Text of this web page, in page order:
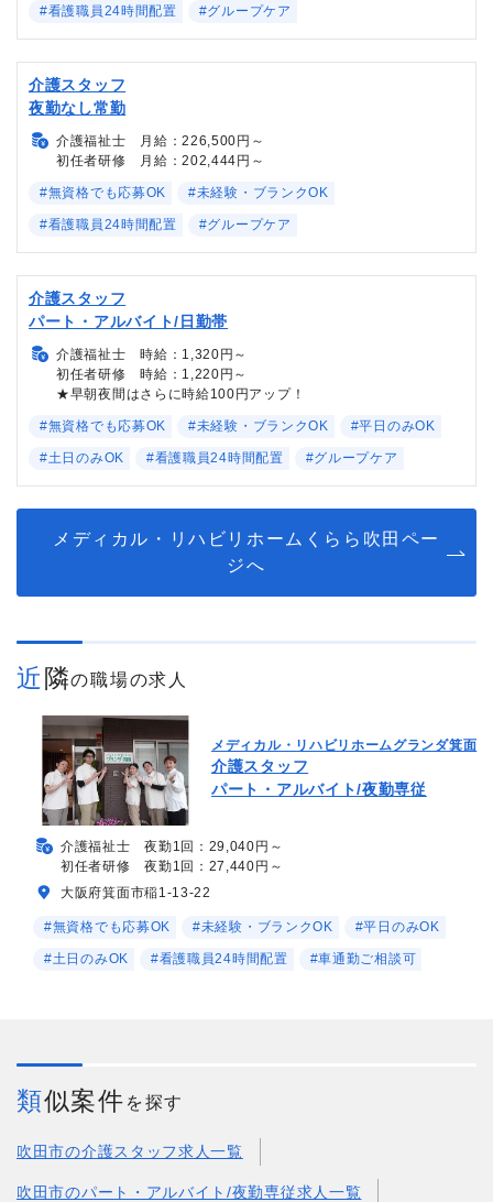
#看護職員24時間配置 #グループケア
介護スタッフ
夜勤なし常勤
介護福祉士 月給：226,500円～
初任者研修 月給：202,444円～
#無資格でも応募OK #未経験・ブランクOK
#看護職員24時間配置 #グループケア
介護スタッフ
パート・アルバイト/日勤帯
介護福祉士 時給：1,320円～
初任者研修 時給：1,220円～
★早朝夜間はさらに時給100円アップ！
#無資格でも応募OK #未経験・ブランクOK #平日のみOK
#土日のみOK #看護職員24時間配置 #グループケア
メディカル・リハビリホームくらら吹田ペー
ジへ
近隣の職場の求人
メディカル・リハビリホームグランダ箕面
介護スタッフ
パート・アルバイト/夜勤専従
介護福祉士 夜勤1回：29,040円～
初任者研修 夜勤1回：27,440円～
大阪府箕面市稲1-13-22
#無資格でも応募OK #未経験・ブランクOK #平日のみOK
#土日のみOK #看護職員24時間配置 #車通勤ご相談可
類似案件 を探す
吹田市の介護スタッフ求人一覧
吹田市のパート・アルバイト/夜勤専従求人一覧